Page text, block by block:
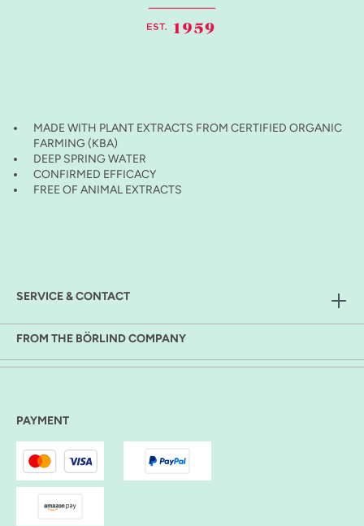
MADE WITH PLANT EXTRACTS FROM CERTIFIED ORGANIC
FARMING (KBA)
DEEP SPRING WATER
CONFIRMED EFFICACY
FREE OF ANIMAL EXTRACTS
SERVICE & CONTACT
FROM THE BÖRLIND COMPANY
PAYMENT